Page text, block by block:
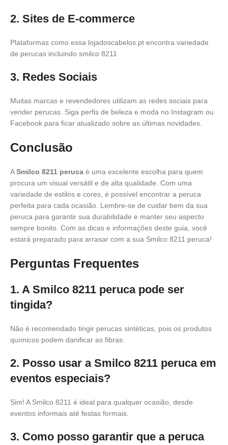
2. Sites de E-commerce
Plataformas como essa lojadoscabelos.pt encontra variedade
de perucas incluindo smilco 8211
3. Redes Sociais
Muitas marcas e revendedores utilizam as redes sociais para
vender perucas. Siga perfis de beleza e moda no Instagram ou
Facebook para ficar atualizado sobre as últimas novidades.
Conclusão
ASmilco 8211 peruca é uma excelente escolha para quem
procura um visual versátil e de alta qualidade. Com uma
variedade de estilos e cores, é possível encontrar a peruca
perfeita para cada ocasião. Lembre-se de cuidar bem da sua
peruca para garantir sua durabilidade e manter seu aspecto
sempre bonito. Com as dicas e informações deste guia, você
estará preparado para arrasar com a sua Smilco 8211 peruca!
Perguntas Frequentes
1. A Smilco 8211 peruca pode ser
tingida?
Não é recomendado tingir perucas sintéticas, pois os produtos
químicos podem danificar as fibras.
2. Posso usar a Smilco 8211 peruca em
eventos especiais?
Sim! A Smilco 8211 é ideal para qualquer ocasião, desde
eventos informais até festas formais.
3. Como posso garantir que a peruca